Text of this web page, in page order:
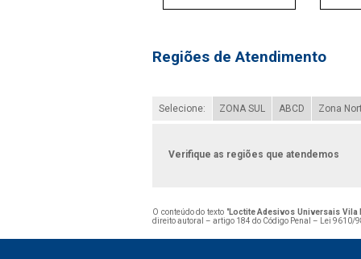
Regiões de Atendimento
Selecione: ZONA SUL ABCD Zona
Verifique as regiões que atendemos
O conteúdo do texto "Loctite Adesivos Universais Vila
direito autoral – artigo 184 do Código Penal –
Lei 9610/